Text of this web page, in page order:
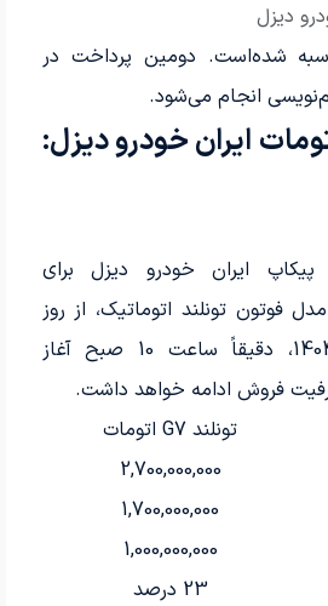
دیزل
شده‌است. دومین پرداخت در
انجام می‌شود.
ایران خودرو دیزل:
ایران خودرو دیزل برای
فوتون تونلند اتوماتیک، از روز
شنبه مورخ 1404/03/17، دقیقاً ساعت 10 صبح آغاز
فروش ادامه خواهد داشت.
تونلند G7 اتومات
2,700,000,000
1,700,000,000
1,000,000,000
23 درصد